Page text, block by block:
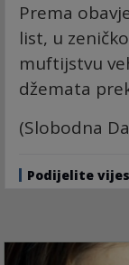
Prema
list, u
muftijstvu
džemata
(Slobodna
Podijelite